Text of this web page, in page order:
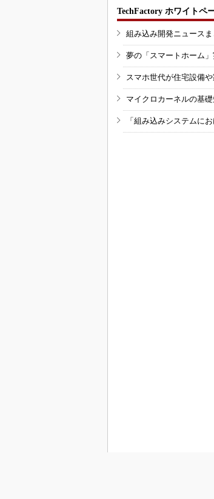
TechFactory ホワイトペ
組み込み開発ニュースま
夢の「スマートホーム
スマホ世代が住宅設備
マイクロカーネルの基
「組み込みシステムに